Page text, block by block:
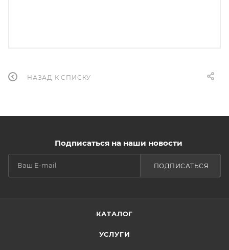
НАЗАД К СПИСКУ
Подписаться на наши новости
ПОДПИСАТЬСЯ
КАТАЛОГ
УСЛУГИ